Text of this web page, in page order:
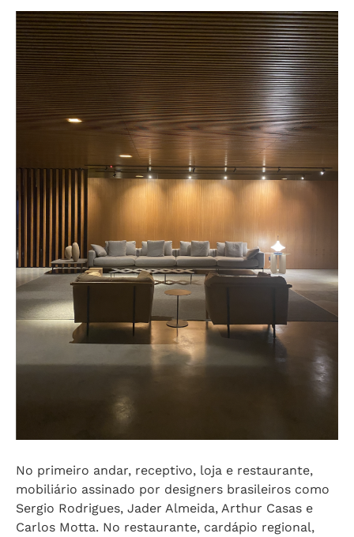
No primeiro andar, receptivo, loja e restaurante,
mobiliário assinado por designers brasileiros como
Sergio Rodrigues, Jader Almeida, Arthur Casas e
Carlos Motta. No restaurante, cardápio regional,